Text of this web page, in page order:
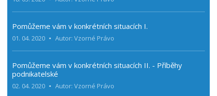
Pomůžeme vám v konkrétních situacích I.
01. 04. 2020 Autor: Vzorné Právo
Pomůžeme vám v konkrétních situacích II. - Příběhy
podnikatelské
02. 04. 2020 Autor: Vzorné Právo